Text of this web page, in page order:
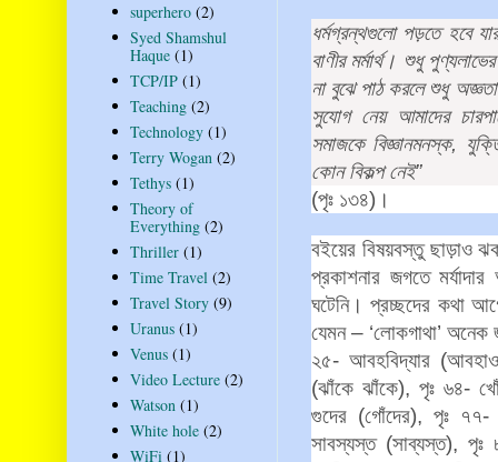
ধর্মগ্রন্থগুলো পড়তে হবে
বাণীর মর্মার্থ। শুধু পুণ্যলাভের
না বুঝে পাঠ করলে শুধু
সুযোগ নেয় আমাদের
সমাজকে বিজ্ঞানমনস্ক,
কোন বিকল্প নেই”
(পৃঃ ১৩৪) ।
বইয়ের বিষয়বস্তু ছাড়াও
প্রকাশনার জগতে মর্যাদার
ঘটেনি। প্রচ্ছদের কথা
যেমন– ‘লোকগাথা’অনেক
২৫-আবহবিদ্যার (
(ঝাঁকে ঝাঁকে), পৃঃ ৬৪-
গুদের (গোঁদের), পৃঃ ৭৭
সাবস্যস্ত(সাব্যস্ত), পৃঃ
superhero (2)
Syed Shamshul
Haque (1)
TCP/IP (1)
Teaching (2)
Technology (1)
Terry Wogan (2)
Tethys (1)
Theory of
Everything (2)
Thriller (1)
Time Travel (2)
Travel Story (9)
Uranus (1)
Venus (1)
Video Lecture (2)
Watson (1)
White hole (2)
WiFi (1)